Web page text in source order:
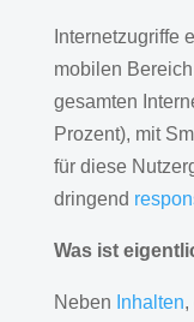
Internetzugriffe
mobilen
gesamten
Prozent), mit
für diese
dringend
Was ist
Neben Inhalten,